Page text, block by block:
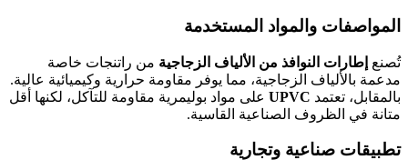
المواصفات والمواد المستخدمة
تُصنع إطارات النوافذ من الألياف الزجاجية من راتنجات خاصة
مدعمة بالألياف الزجاجية، مما يوفر مقاومة حرارية وكيميائية عالية.
بالمقابل، تعتمد UPVC على مواد بوليمرية مقاومة للتآكل، لكنها أقل
متانة في الظروف الصناعية القاسية.
تطبيقات صناعية وتجارية